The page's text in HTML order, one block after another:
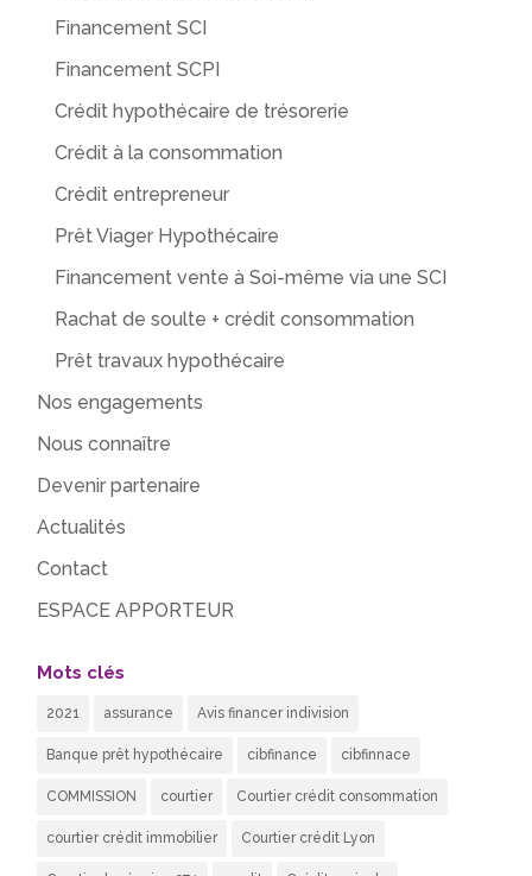
Financement SCI
Financement SCPI
Crédit hypothécaire de trésorerie
Crédit à la consommation
Crédit entrepreneur
Prêt Viager Hypothécaire
Financement vente à Soi-même via une SCI
Rachat de soulte + crédit consommation
Prêt travaux hypothécaire
Nos engagements
Nous connaître
Devenir partenaire
Actualités
Contact
ESPACE APPORTEUR
Mots clés
2021 assurance Avis financer indivision
Banque prêt hypothécaire cibfinance cibfinnace
COMMISSION courtier Courtier crédit consommation
courtier crédit immobilier Courtier crédit Lyon